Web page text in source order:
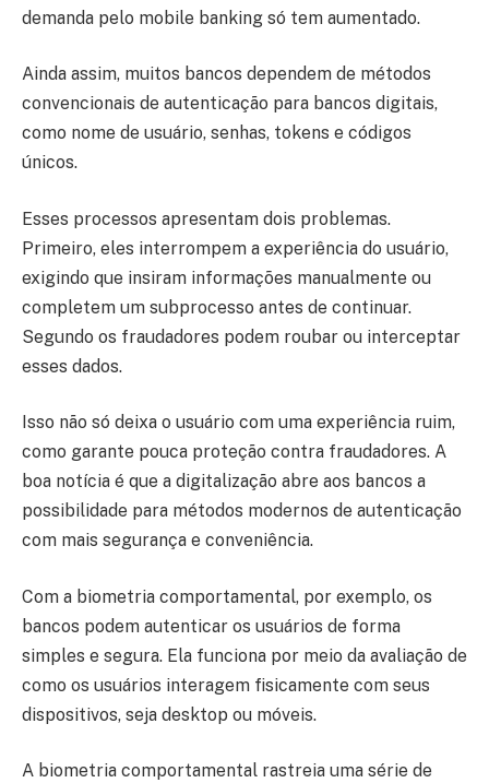
demanda pelo mobile banking só tem aumentado.
Ainda assim, muitos bancos dependem de métodos
convencionais de autenticação para bancos digitais,
como nome de usuário, senhas, tokens e códigos
únicos.
Esses processos apresentam dois problemas.
Primeiro, eles interrompem a experiência do usuário,
exigindo que insiram informações manualmente ou
completem um subprocesso antes de continuar.
Segundo os fraudadores podem roubar ou interceptar
esses dados.
Isso não só deixa o usuário com uma experiência ruim,
como garante pouca proteção contra fraudadores. A
boa notícia é que a digitalização abre aos bancos a
possibilidade para métodos modernos de autenticação
com mais segurança e conveniência.
Com a biometria comportamental, por exemplo, os
bancos podem autenticar os usuários de forma
simples e segura. Ela funciona por meio da avaliação de
como os usuários interagem fisicamente com seus
dispositivos, seja desktop ou móveis.
A biometria comportamental rastreia uma série de